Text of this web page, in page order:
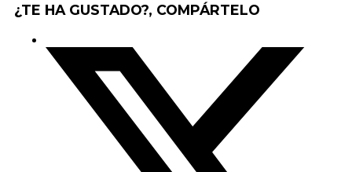
¿TE HA GUSTADO?, COMPÁRTELO